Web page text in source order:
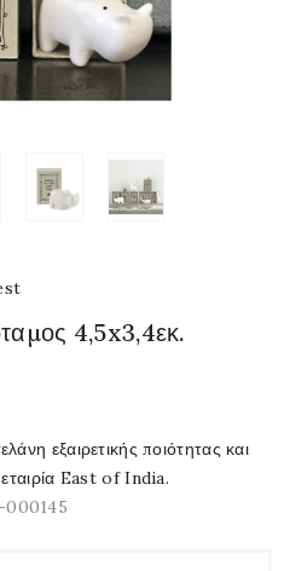
4,5x3,4εκ.
εξαιρετικής ποιότητας και
East of India.
000145